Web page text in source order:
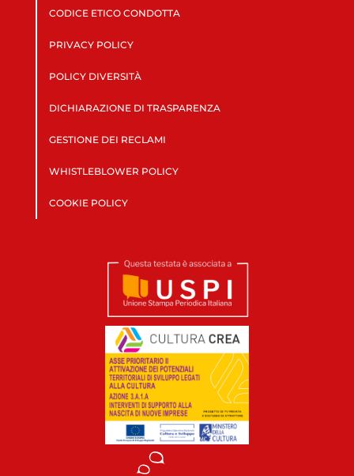
CODICE ETICO CONDOTTA
PRIVACY POLICY
POLICY DIVERSITÀ
DICHIARAZIONE DI TRASPARENZA
GESTIONE DEI RECLAMI
WHISTLEBLOWER POLICY
COOKIE POLICY